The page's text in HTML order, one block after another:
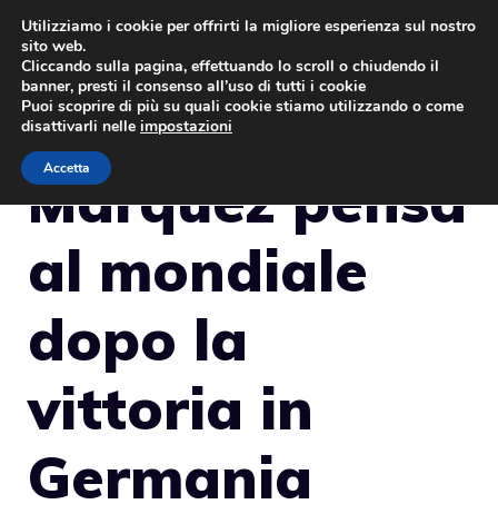
Vai
contenuto
Marquez pensa
al mondiale
dopo la
vittoria in
Germania
Utilizziamo i cookie per offrirti la migliore esperienza sul nostro
sito web.
Cliccando sulla pagina, effettuando lo scroll o chiudendo il
banner, presti il consenso all’uso di tutti i cookie
Puoi scoprire di più su quali cookie stiamo utilizzando o come
disattivarli nelle impostazioni
Accetta